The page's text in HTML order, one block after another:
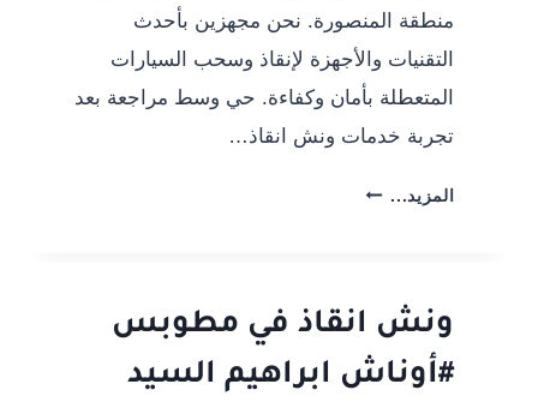
منطقة المنصورة. نحن مجهزين بأحدث
التقنيات والأجهزة لإنقاذ وسحب السيارات
المتعطلة بأمان وكفاءة. حي وسط مراجعة بعد
تجربة خدمات ونش انقاذ…
المزيد... ونش
حي
وسط
ونش انقاذ في مطوبس
#أوناش ابراهيم السيد